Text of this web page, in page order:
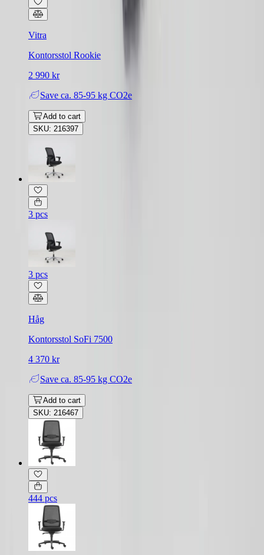
Vitra
Kontorsstol Rookie
2 990 kr
Save ca. 85-95 kg CO2e
Add to cart
SKU: 216397
3 pcs
3 pcs
Håg
Kontorsstol SoFi 7500
4 370 kr
Save ca. 85-95 kg CO2e
Add to cart
SKU: 216467
444 pcs